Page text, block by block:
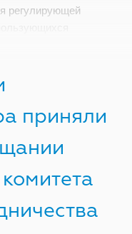
регулирующей
приняли